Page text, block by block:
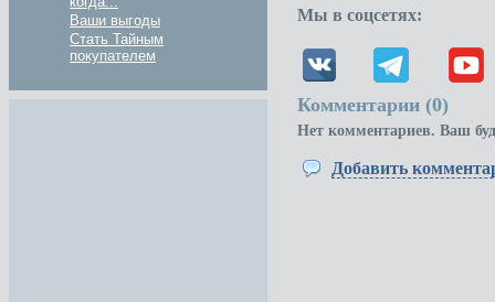
Ваши выгоды
Стать Тайным
покупателем
Мы в соцсетях:
Комментарии (0)
Нет комментариев. Ваш
Добавить